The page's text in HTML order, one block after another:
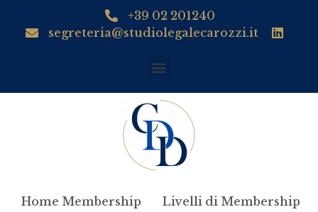
+39 02 201240
segreteria@studiolegalecarozzi.it
Home Membership Livelli di Membership